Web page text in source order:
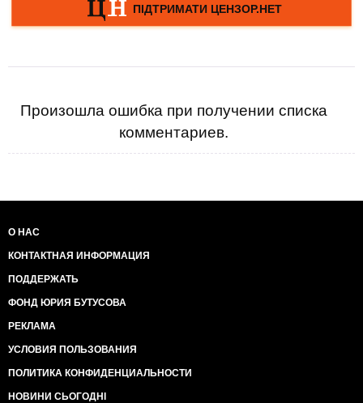
Произошла ошибка при получении списка
комментариев.
О НАС
КОНТАКТНАЯ ИНФОРМАЦИЯ
ПОДДЕРЖАТЬ
ФОНД ЮРИЯ БУТУСОВА
РЕКЛАМА
УСЛОВИЯ ПОЛЬЗОВАНИЯ
ПОЛИТИКА КОНФИДЕНЦИАЛЬНОСТИ
НОВИНИ СЬОГОДНІ